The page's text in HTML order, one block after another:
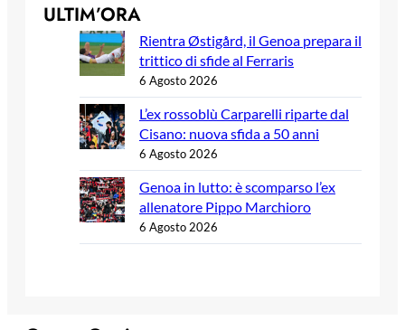
ULTIM’ORA
Rientra Østigård, il Genoa prepara il
trittico di sfide al Ferraris
6 Agosto 2026
L’ex rossoblù Carparelli riparte dal
Cisano: nuova sfida a 50 anni
6 Agosto 2026
Genoa in lutto: è scomparso l’ex
allenatore Pippo Marchioro
6 Agosto 2026